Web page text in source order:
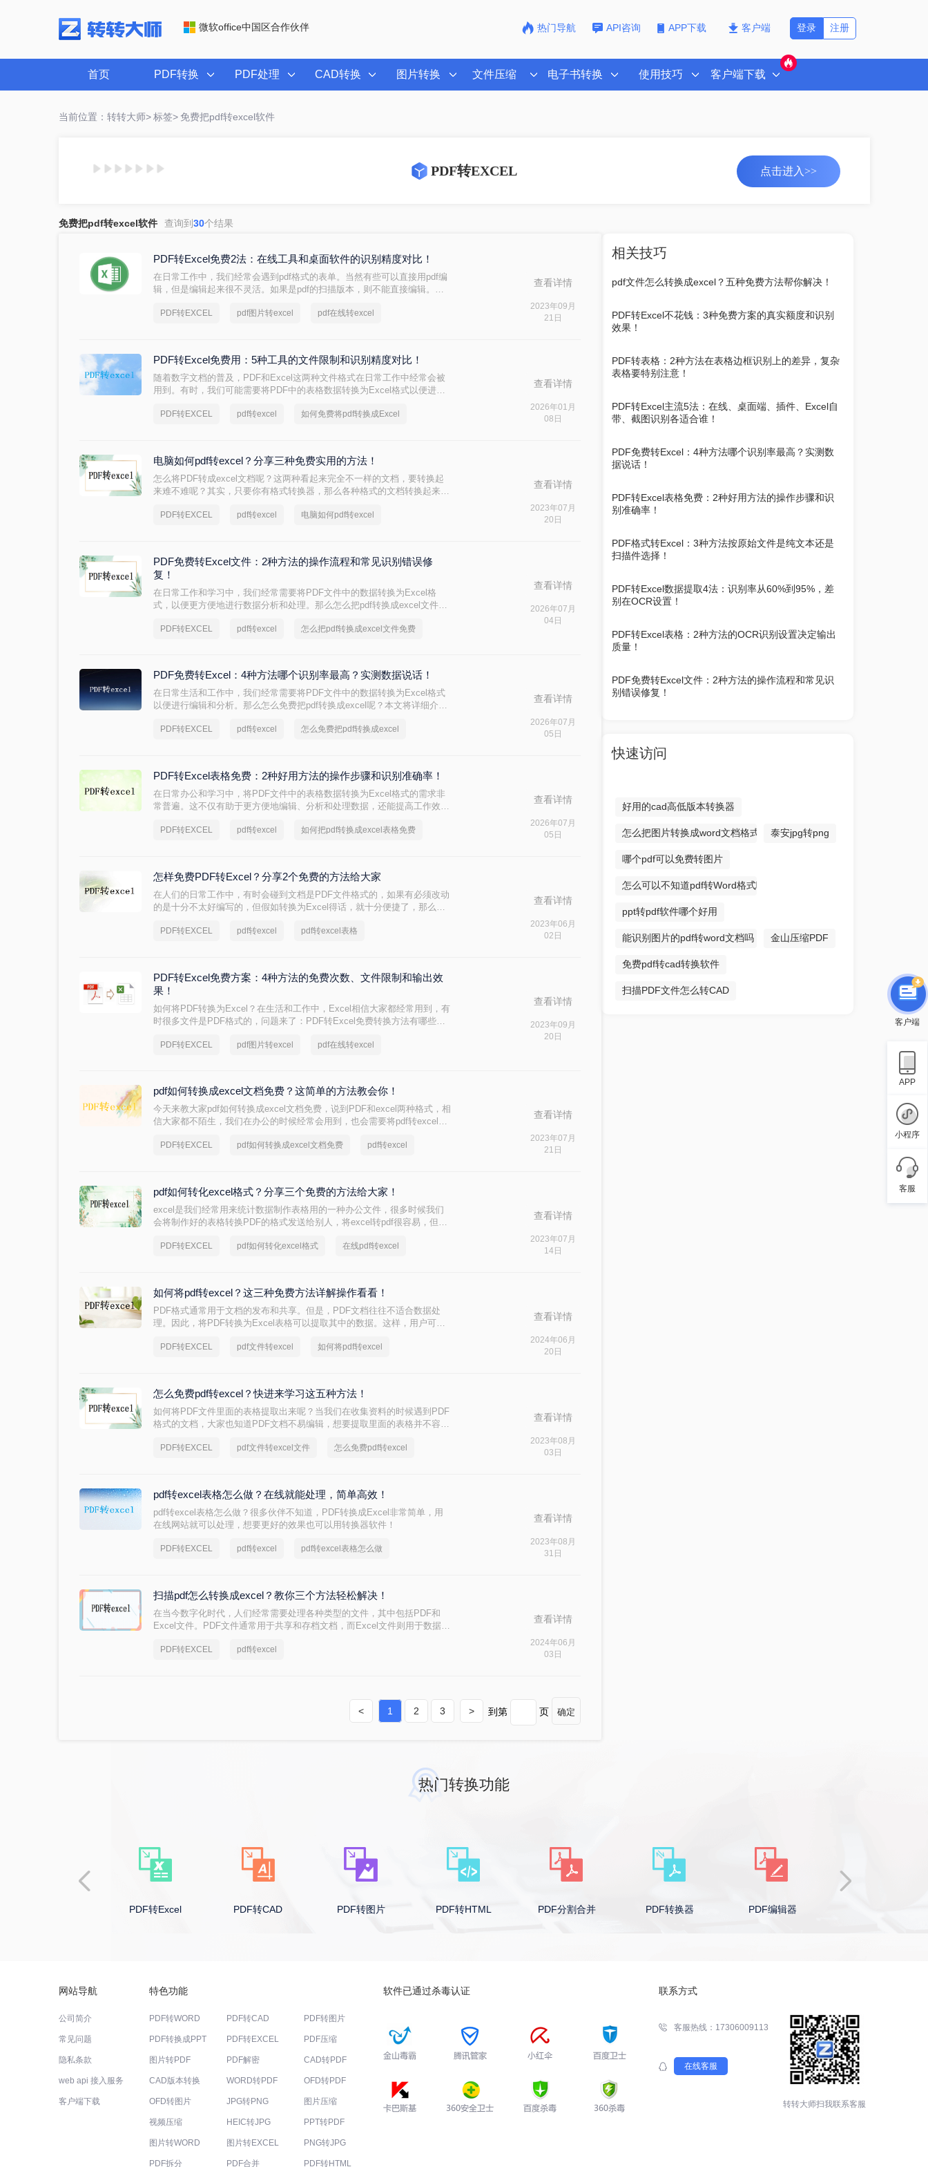
微软office中国区合作伙伴 热门导航 API咨询 APP下载 客户端 注册
登录
首页 PDF转换 PDF处理 CAD转换 图片转换 文件压缩 电子书转换 使用技巧 客户端下载
当前位置：转转大师> 标签> 免费把pdf转excel软件
PDF转EXCEL 点击进入>>
免费把pdf转excel软件 查询到 30个结果
PDF转Excel免费2法：在线工具和桌面软件的识别精度对比！
在日常工作中，我们经常会遇到pdf格式的表单。当然有些可以直接用pdf编
辑，但是编辑起来很不灵活。如果是pdf的扫描版本，则不能直接编辑。所
样操作，所以需要把PDF格式转换成EXCEL格式。如果我们能把pdf转换成
PDF转EXCEL pdf图片转excel pdf在线转excel
查看详情
2023年09月
21日
PDF转Excel免费用：5种工具的文件限制和识别精度对比！
随着数字文档的普及，PDF和Excel这两种文件格式在日常工作中经常会被
用到。有时，我们可能需要将PDF中的表格数据转换为Excel格式以便进行
PDF转换成Excel的方法，帮助你轻松完成这一任务。
PDF转EXCEL pdf转excel 如何免费将pdf转换成Excel
查看详情
2026年01月
08日
电脑如何pdf转excel？分享三种免费实用的方法！
怎么将PDF转成excel文档呢？这两种看起来完全不一样的文档，要转换起
来难不难呢？其实，只要你有格式转换器，那么各种格式的文档转换起来就
需要的朋友就学起来吧。
PDF转EXCEL pdf转excel 电脑如何pdf转excel
查看详情
2023年07月
20日
PDF免费转Excel文件：2种方法的操作流程和常见识别错误修
复！
在日常工作和学习中，我们经常需要将PDF文件中的数据转换为Excel格
式，以便更方便地进行数据分析和处理。那么怎么把pdf转换成excel文件免
PDF转EXCEL pdf转excel 怎么把pdf转换成excel文件免费
查看详情
2026年07月
04日
PDF免费转Excel：4种方法哪个识别率最高？实测数据说话！
在日常生活和工作中，我们经常需要将PDF文件中的数据转换为Excel格式
以便进行编辑和分析。那么怎么免费把pdf转换成excel呢？本文将详细介绍
PDF转EXCEL pdf转excel 怎么免费把pdf转换成excel
查看详情
2026年07月
05日
PDF转Excel表格免费：2种好用方法的操作步骤和识别准确率！
在日常办公和学习中，将PDF文件中的表格数据转换为Excel格式的需求非
常普遍。这不仅有助于更方便地编辑、分析和处理数据，还能提高工作效
的PDF转Excel的方法。
PDF转EXCEL pdf转excel 如何把pdf转换成excel表格免费
查看详情
2026年07月
05日
怎样免费PDF转Excel？分享2个免费的方法给大家
在人们的日常工作中，有时会碰到文档是PDF文件格式的，如果有必须改动
的是十分不太好编写的，但假如转换为Excel得话，就十分便捷了，那么你
亲们介绍2种方式，一起来看看吧。
PDF转EXCEL pdf转excel pdf转excel表格
查看详情
2023年06月
02日
PDF转Excel免费方案：4种方法的免费次数、文件限制和输出效
果！
如何将PDF转换为Excel？​在生活和工作中，Excel相信大家都经常用到，有
时很多文件是PDF格式的，问题来了：PDF转Excel免费转换方法有哪些
PDF转EXCEL pdf图片转excel pdf在线转excel
查看详情
2023年09月
20日
pdf如何转换成excel文档免费？这简单的方法教会你！
今天来教大家pdf如何转换成excel文档免费，说到PDF和excel两种格式，相
信大家都不陌生，我们在办公的时候经常会用到，也会需要将pdf转excel，
烦、有的又容易格式出现问题，这里给大家将一个最简单、操作最方便的方
PDF转EXCEL pdf如何转换成excel文档免费 pdf转excel
查看详情
2023年07月
21日
pdf如何转化excel格式？分享三个免费的方法给大家！
excel是我们经常用来统计数据制作表格用的一种办公文件，很多时候我们
会将制作好的表格转换PDF的格式发送给别人，将excel转pdf很容易，但是
话，不妨看一下以下方法，看看是怎么PDF转Excel的，方法有很多，但是
PDF转EXCEL pdf如何转化excel格式 在线pdf转excel
查看详情
2023年07月
14日
如何将pdf转excel？这三种免费方法详解操作看看！
​PDF格式通常用于文档的发布和共享。但是，PDF文档往往不适合数据处
理。因此，将PDF转换为Excel表格可以提取其中的数据。这样，用户可以
我们来学习一下如何将pdf转excel的具体操作过程，快来~
PDF转EXCEL pdf文件转excel 如何将pdf转excel
查看详情
2024年06月
20日
怎么免费pdf转excel？快进来学习这五种方法！
如何将PDF文件里面的表格提取出来呢？当我们在收集资料的时候遇到PDF
格式的文档，大家也知道PDF文档不易编辑，想要提取里面的表格并不容
的将表格提取出来了，那么你知道怎么免费pdf转excel吗？下面一起看看
PDF转EXCEL pdf文件转excel文件 怎么免费pdf转excel
查看详情
2023年08月
03日
pdf转excel表格怎么做？在线就能处理，简单高效！
pdf转excel表格怎么做？​很多伙伴不知道，PDF转换成Excel非常简单，用
在线网站就可以处理，想要更好的效果也可以用转换器软件！
PDF转EXCEL pdf转excel pdf转excel表格怎么做
查看详情
2023年08月
31日
扫描pdf怎么转换成excel？教你三个方法轻松解决！
在当今数字化时代，人们经常需要处理各种类型的文件，其中包括PDF和
Excel文件。PDF文件通常用于共享和存档文档，而Excel文件则用于数据分
Excel格式，以便更好地进行分析和编辑。本文将详细介绍扫描pdf怎么转换
PDF转EXCEL pdf转excel
查看详情
2024年06月
03日
< 1 2 3 > 到第 页 确定
相关技巧
pdf文件怎么转换成excel？五种免费方法帮你解决！
PDF转Excel不花钱：3种免费方案的真实额度和识别
效果！
PDF转表格：2种方法在表格边框识别上的差异，复杂
表格要特别注意！
PDF转Excel主流5法：在线、桌面端、插件、Excel自
带、截图识别各适合谁！
PDF免费转Excel：4种方法哪个识别率最高？实测数
据说话！
PDF转Excel表格免费：2种好用方法的操作步骤和识
别准确率！
PDF格式转Excel：3种方法按原始文件是纯文本还是
扫描件选择！
PDF转Excel数据提取4法：识别率从60%到95%，差
别在OCR设置！
PDF转Excel表格：2种方法的OCR识别设置决定输出
质量！
PDF免费转Excel文件：2种方法的操作流程和常见识
别错误修复！
快速访问
好用的cad高低版本转换器
怎么把图片转换成word文档格式 泰安jpg转png
哪个pdf可以免费转图片
怎么可以不知道pdf转Word格式呢！
ppt转pdf软件哪个好用
能识别图片的pdf转word文档吗 金山压缩PDF
免费pdf转cad转换软件
扫描PDF文件怎么转CAD
热门转换功能
PDF转Excel PDF转CAD PDF转图片 PDF转HTML PDF分割合并 PDF转换器 PDF编辑器
网站导航
公司简介
常见问题
隐私条款
web api 接入服务
客户端下载
特色功能
PDF转WORD PDF转CAD PDF转图片
PDF转换成PPT PDF转EXCEL PDF压缩
图片转PDF PDF解密 CAD转PDF
CAD版本转换 WORD转PDF OFD转PDF
OFD转图片 JPG转PNG 图片压缩
视频压缩 HEIC转JPG PPT转PDF
图片转WORD 图片转EXCEL PNG转JPG
PDF拆分 PDF合并 PDF转HTML
软件已通过杀毒认证 联系方式
客服热线：17306009113
在线客服
转转大师扫我联系客服
客户端
APP
小程序
客服